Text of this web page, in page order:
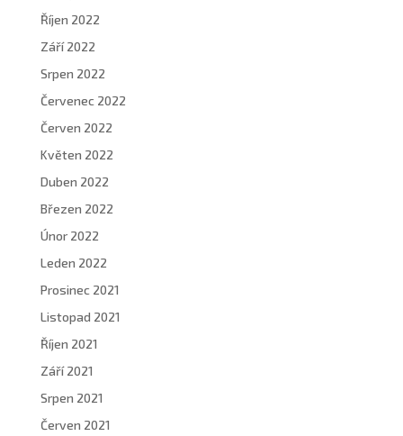
Říjen 2022
Září 2022
Srpen 2022
Červenec 2022
Červen 2022
Květen 2022
Duben 2022
Březen 2022
Únor 2022
Leden 2022
Prosinec 2021
Listopad 2021
Říjen 2021
Září 2021
Srpen 2021
Červen 2021